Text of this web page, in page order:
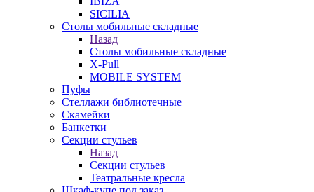
SICILIA
Столы мобильные складные
Назад
Столы мобильные складные
X-Pull
MOBILE SYSTEM
Пуфы
Стеллажи библиотечные
Скамейки
Банкетки
Секции стульев
Назад
Секции стульев
Театральные кресла